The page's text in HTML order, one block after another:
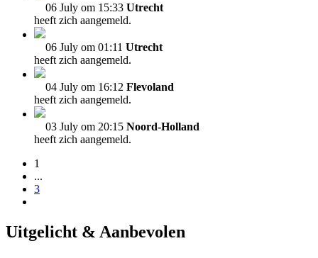
06 July om 15:33 Utrecht
heeft zich aangemeld.
06 July om 01:11 Utrecht
heeft zich aangemeld.
04 July om 16:12 Flevoland
heeft zich aangemeld.
03 July om 20:15 Noord-Holland
heeft zich aangemeld.
1
...
3
Uitgelicht & Aanbevolen